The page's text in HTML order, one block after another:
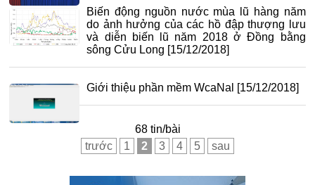
Biến động nguồn nước mùa lũ hàng năm
do ảnh hưởng của các hồ đập thượng lưu
và diễn biến lũ năm 2018 ở Đồng bằng
sông Cửu Long [15/12/2018]
Giới thiệu phần mềm WcaNal [15/12/2018]
68 tin/bài
trước
1 2 3 4 5 sau